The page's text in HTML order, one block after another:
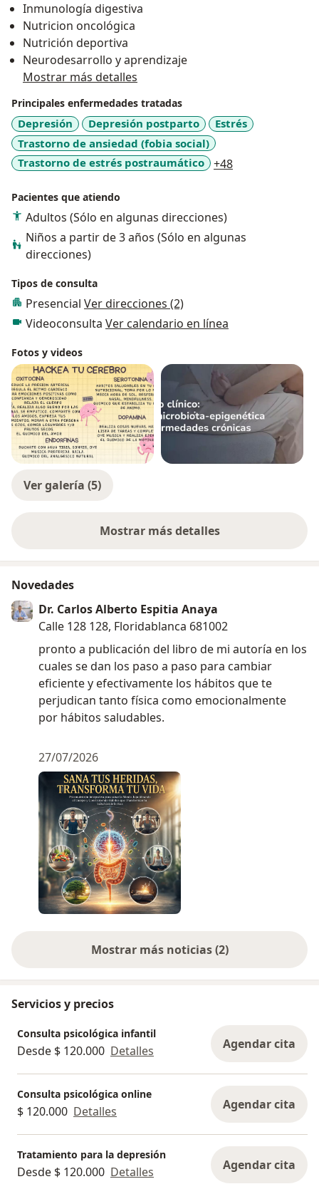
Inmunología digestiva
Nutricion oncológica
Nutrición deportiva
Neurodesarrollo y aprendizaje
Mostrar más detalles
Principales enfermedades tratadas
Depresión Depresión postparto
Estrés
Trastorno de ansiedad (fobia social)
Trastorno de estrés postraumático
+48
Pacientes que atiendo
Adultos (Sólo en algunas direcciones)
Niños a partir de 3 años (Sólo en algunas
direcciones)
Tipos de consulta
Presencial Ver direcciones (2)
Videoconsulta Ver calendario en línea
Fotos y videos
Ver galería (5)
Mostrar más detalles
sobre la experiencia
Novedades
Dr. Carlos Alberto Espitia Anaya
Calle 128 128, Floridablanca 681002
pronto a publicación del libro de mi autoría en los
cuales se dan los paso a paso para cambiar
eficiente y efectivamente los hábitos que te
perjudican tanto física como emocionalmente
por hábitos saludables.
27/07/2026
Mostrar más noticias (2)
Servicios y precios
Consulta psicológica infantil
Desde $ 120.000 Detalles Agendar cita
Consulta psicológica online
$ 120.000 Detalles Agendar cita
Tratamiento para la depresión
Desde $ 120.000 Detalles Agendar cita